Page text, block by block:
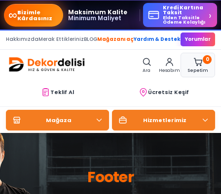
∞Bizimle
Kârdasınız
Maksimum Kalite
Minimum Maliyet
Kredi Kartına
Taksit
Elden Taksitle
Ödeme Kolaylığı
›
HakkımızdaMerak EttiklerinizBLOGMağazanı açYardım & Destek Yorumlar
Ara Hesabım
0
Sepetim
Teklif Al Ücretsiz Keşif
Mağaza Hizmetlerimiz
Footer